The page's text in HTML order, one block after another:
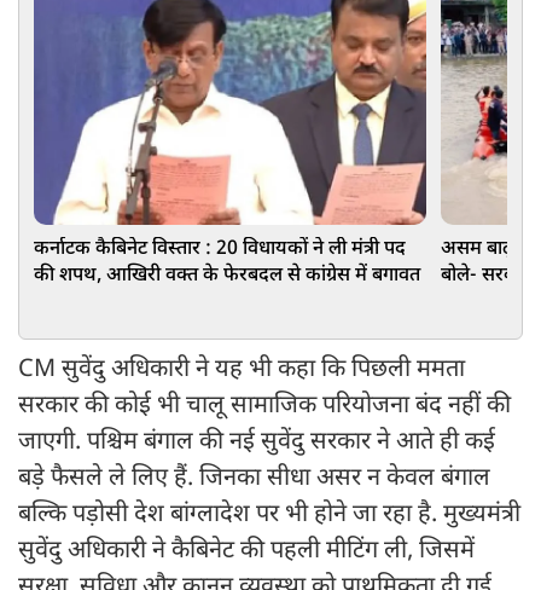
कर्नाटक कैबिनेट विस्तार : 20 विधायकों ने ली मंत्री पद
की शपथ, आखिरी वक्त के फेरबदल से कांग्रेस में बगावत
असम बाढ़:
बोले-
CM सुवेंदु अधिकारी ने यह भी कहा कि पिछली ममता
सरकार की कोई भी चालू सामाजिक परियोजना बंद नहीं की
जाएगी. पश्चिम बंगाल की नई सुवेंदु सरकार ने आते ही कई
बड़े फैसले ले लिए हैं. जिनका सीधा असर न केवल बंगाल
बल्कि पड़ोसी देश बांग्लादेश पर भी होने जा रहा है. मुख्यमंत्री
सुवेंदु अधिकारी ने कैबिनेट की पहली मीटिंग ली, जिसमें